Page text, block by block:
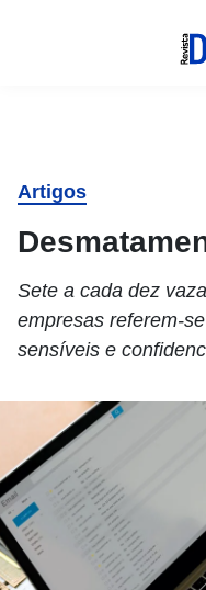
Artigos
Sete a cada dez
empresas referem-
sensíveis e